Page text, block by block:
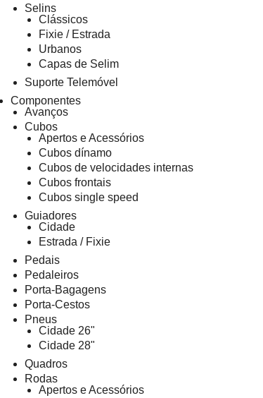
Selins
Clássicos
Fixie / Estrada
Urbanos
Capas de Selim
Suporte Telemóvel
Componentes
Avanços
Cubos
Apertos e Acessórios
Cubos dínamo
Cubos de velocidades internas
Cubos frontais
Cubos single speed
Guiadores
Cidade
Estrada / Fixie
Pedais
Pedaleiros
Porta-Bagagens
Porta-Cestos
Pneus
Cidade 26"
Cidade 28"
Quadros
Rodas
Apertos e Acessórios